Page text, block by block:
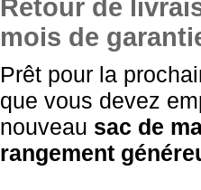
Retour de
mois de
Prêt pour la
que vous devez
nouveau sac de
rangement